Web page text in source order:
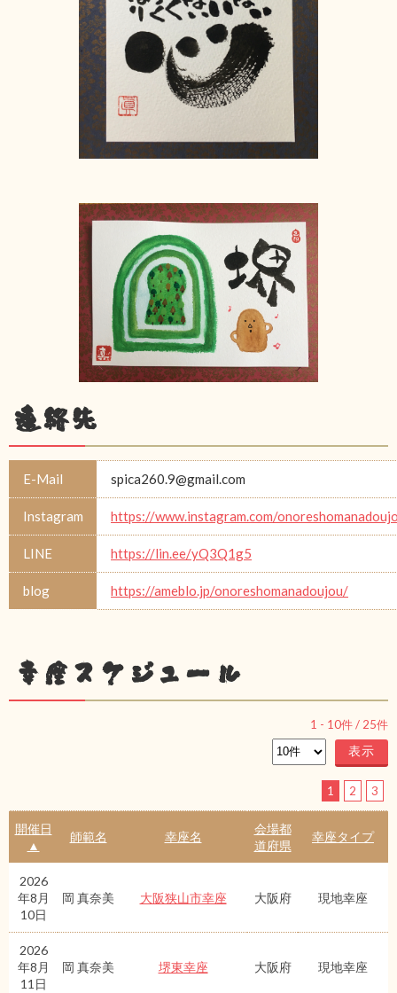
連絡先
E-Mail spica260.9@gmail.com
Instagram https://www.instagram.com/
LINE https://lin.ee/yQ3Q1g5
blog https://ameblo.jp/onoreshomanadoujou/
幸座スケジュール
1 - 10件 / 25件
1 2 3
開催日
▲
師範名 幸座名
会場都
道府県
幸座タイプ
2026
年8月
10日
岡 真奈美 大阪狭山市幸座 大阪府 現地幸座
2026
年8月
11日
岡 真奈美 堺東幸座 大阪府 現地幸座